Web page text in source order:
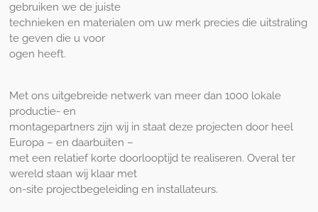
gebruiken we de juiste
technieken en materialen om uw merk precies die uitstraling
te geven die u voor
ogen heeft.
Met ons uitgebreide netwerk van meer dan 1000 lokale
productie- en
montagepartners zijn wij in staat deze projecten door heel
Europa – en daarbuiten –
met een relatief korte doorlooptijd te realiseren. Overal ter
wereld staan wij klaar met
on-site projectbegeleiding en installateurs.